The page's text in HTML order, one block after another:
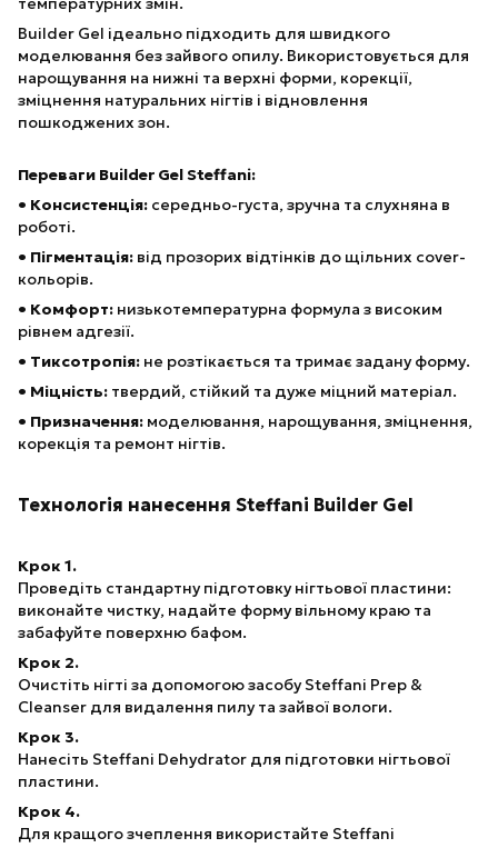
Builder Gel ідеально підходить для швидкого
моделювання без зайвого опилу. Використовується для
нарощування на нижні та верхні форми, корекції,
зміцнення натуральних нігтів і відновлення
пошкоджених зон.
Переваги Builder Gel Steffani:
• Консистенція: середньо-густа, зручна та слухняна в
роботі.
• Пігментація: від прозорих відтінків до щільних cover-
кольорів.
• Комфорт: низькотемпературна формула з високим
рівнем адгезії.
• Тиксотропія: не розтікається та тримає задану форму.
• Міцність: твердий, стійкий та дуже міцний матеріал.
• Призначення: моделювання, нарощування, зміцнення,
корекція та ремонт нігтів.
Технологія нанесення Steffani Builder Gel
Крок 1.
Проведіть стандартну підготовку нігтьової пластини:
виконайте чистку, надайте форму вільному краю та
забафуйте поверхню бафом.
Крок 2.
Очистіть нігті за допомогою засобу Steffani Prep &
Cleanser для видалення пилу та зайвої вологи.
Крок 3.
Нанесіть Steffani Dehydrator для підготовки нігтьової
пластини.
Крок 4.
Для кращого зчеплення використайте Steffani